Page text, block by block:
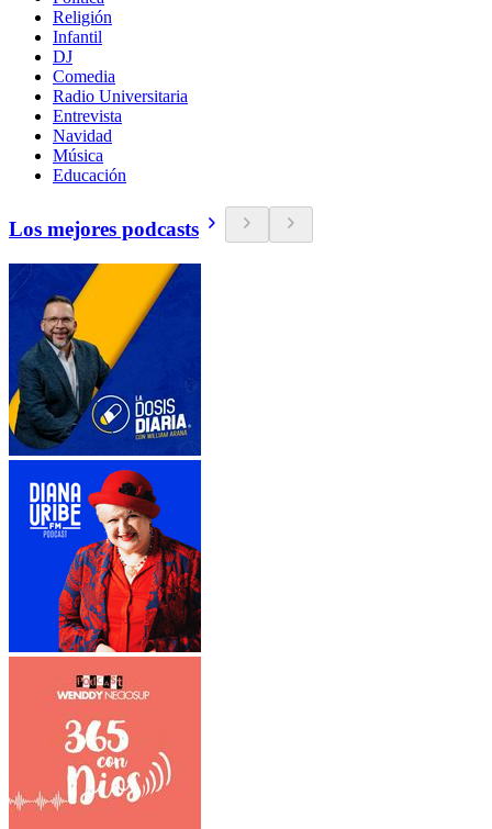
Religión
Infantil
DJ
Comedia
Radio Universitaria
Entrevista
Navidad
Música
Educación
Los mejores podcasts